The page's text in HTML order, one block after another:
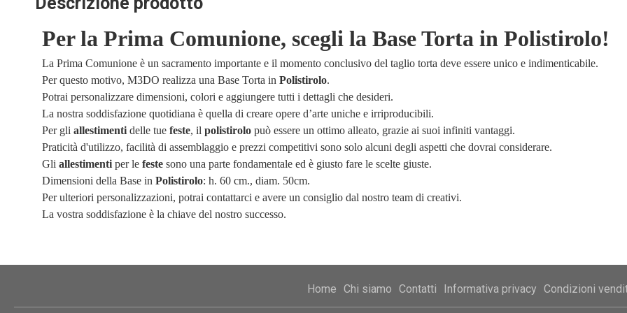
Per la Prima Comunione, scegli la Base Torta in Polistirolo!
La Prima Comunione è un sacramento importante e il momento conclusivo del taglio torta deve essere unico e indimenticabile.
Per questo motivo, M3DO realizza una Base Torta in Polistirolo.
Potrai personalizzare dimensioni, colori e aggiungere tutti i dettagli che desideri.
La nostra soddisfazione quotidiana è quella di creare opere d’arte uniche e irriproducibili.
Per gli allestimenti delle tue feste, il polistirolo può essere un ottimo alleato, grazie ai suoi infiniti vantaggi.
Praticità d'utilizzo, facilità di assemblaggio e prezzi competitivi sono solo alcuni degli aspetti che dovrai considerare.
Gli allestimenti per le feste sono una parte fondamentale ed è giusto fare le scelte giuste.
Dimensioni della Base in Polistirolo: h. 60 cm., diam. 50cm.
Per ulteriori personalizzazioni, potrai contattarci e avere un consiglio dal nostro team di creativi.
La vostra soddisfazione è la chiave del nostro successo.
Home Chi siamo Contatti Informativa privacy Condizioni